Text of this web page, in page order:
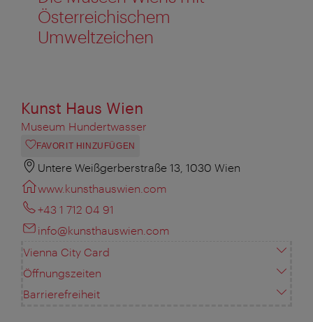
Österreichischem
Umweltzeichen
Kunst Haus Wien
Museum Hundertwasser
FAVORIT HINZUFÜGEN
Untere Weißgerberstraße 13, 1030 Wien
www.kunsthauswien.com
+43 1 712 04 91
info@kunsthauswien.com
Vienna City Card
Öffnungszeiten
Barrierefreiheit